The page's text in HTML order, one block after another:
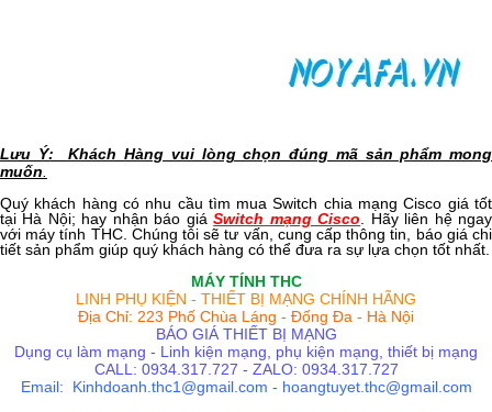
Lưu Ý: Khách Hàng vui lòng chọn đúng mã sản phẩm mong
muốn
Quý khách hàng có nhu cầu tìm mua Switch chia mạng Cisco giá tốt
tại Hà Nội; hay nhận báo giáSwitch mạng Cisco . Hãy liên hệ ngay
với máy tính THC. Chúng tôi sẽ tư vấn, cung cấp thông tin, báo giá chi
tiết sản phẩm giúp quý khách hàng có thể đưa ra sự lựa chọn tốt nhất.
MÁY TÍNH THC
LINH PHỤ KIỆN - THIẾT BỊ MẠNG CHÍNH HÃNG
Địa Chỉ: 223 Phố Chùa Láng - Đống Đa - Hà Nội
BÁO GIÁ THIẾT BỊ MẠNG
Dụng cụ làm mạng - Linh kiện mạng, phụ kiện mạng, thiết bị mạng
CALL: 0934.317.727 - ZALO: 0934.317.727
Email: Kinhdoanh.thc1@gmail.com - hoangtuyet.thc@gmail.com